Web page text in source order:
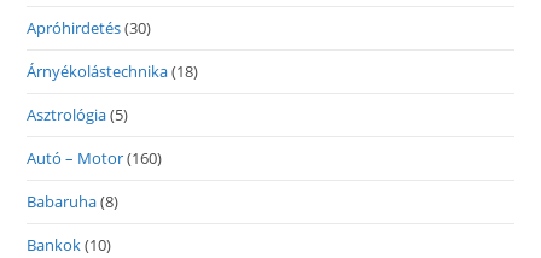
Apróhirdetés(30)
Árnyékolástechnika(18)
Asztrológia(5)
Autó – Motor(160)
Babaruha(8)
Bankok(10)